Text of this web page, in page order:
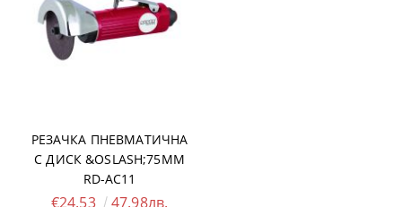
РЕЗАЧКА ПНЕВМАТИЧНА
С ДИСК &OSLASH;75MM
RD-AC11
€24.53 47.98лв.